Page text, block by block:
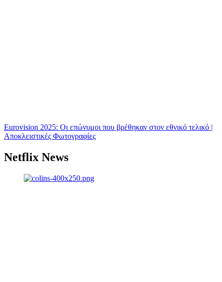
Eurovision 2025: Οι επώνυμοι που βρέθηκαν στον εθνικό τελικό |
Αποκλειστικές Φωτογραφίες
Netflix News